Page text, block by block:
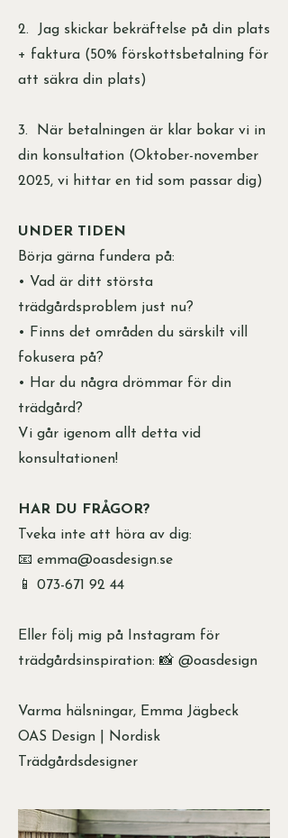
2. Jag skickar bekräftelse på din plats
+ faktura (50% förskottsbetalning för
att säkra din plats)
3. När betalningen är klar bokar vi in
din konsultation (Oktober-november
2025, vi hittar en tid som passar dig)
UNDER TIDEN
Börja gärna fundera på:
• Vad är ditt största
trädgårdsproblem just nu?
• Finns det områden du särskilt vill
fokusera på?
• Har du några drömmar för din
trädgård?
Vi går igenom allt detta vid
konsultationen!
HAR DU FRÅGOR?
Tveka inte att höra av dig:
📧 emma@oasdesign.se
📱 073-671 92 44
Eller följ mig på Instagram för
trädgårdsinspiration: 📸 @oasdesign
Varma hälsningar, Emma Jägbeck
OAS Design | Nordisk
Trädgårdsdesigner